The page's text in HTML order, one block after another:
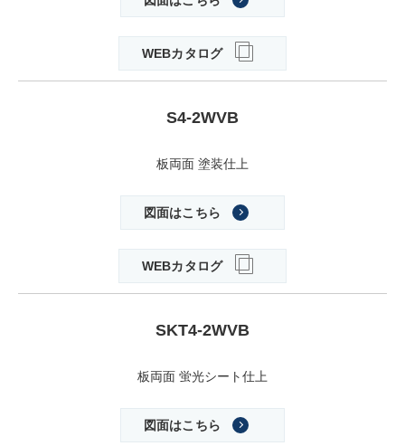
WEBカタログ
S4-2WVB
板両面 塗装仕上
図面はこちら
WEBカタログ
SKT4-2WVB
板両面 蛍光シート仕上
図面はこちら